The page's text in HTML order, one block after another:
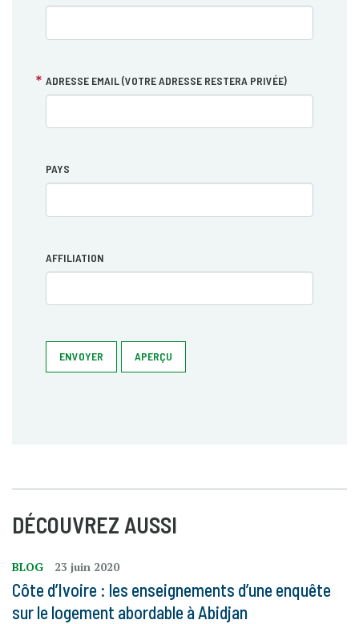
ADRESSE EMAIL (VOTRE ADRESSE RESTERA PRIVÉE)
PAYS
AFFILIATION
ENVOYER APERÇU
DÉCOUVREZ AUSSI
BLOG 23 juin 2020
Côte d’Ivoire : les enseignements d’une enquête
sur le logement abordable à Abidjan